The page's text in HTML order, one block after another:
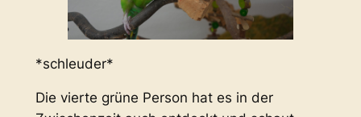
*schleuder*
Die vierte grüne Person hat es in der